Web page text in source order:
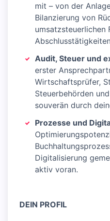
mit – von der
Bilanzierung von
umsatzsteuerlichen
Audit, Steuer und
erster
Wirtschaftsprüfer,
Steuerbehörden
souverän durch
Prozesse und
Digitalisierung
aktiv voran.
DEIN PROFIL